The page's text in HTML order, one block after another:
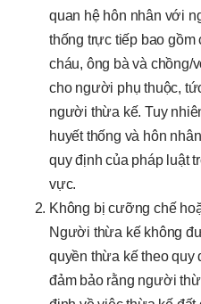
quan hệ hôn nhân với
thống trực tiếp bao gồm
cháu, ông bà và chồng/
cho người phụ thuộc,
người thừa kế. Tuy
huyết thống và hôn
quy định của pháp luật
vực.
Không bị cưỡng chế
Người thừa kế không
quyền thừa kế theo quy
đảm bảo rằng người